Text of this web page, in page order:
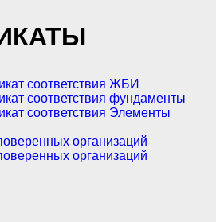
соответствия ЖБИ
соответствия фундаменты
соответствия Элементы
организаций
организаций